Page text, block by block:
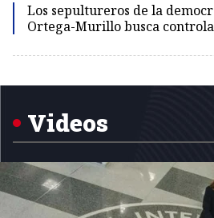
Los sepultureros de la
Ortega-Murillo busca
Videos